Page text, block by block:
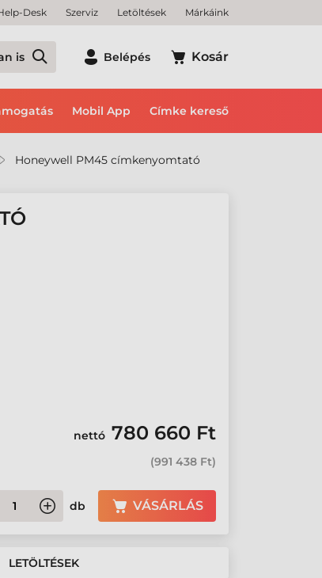
Desk Szerviz Letöltések Márkáink
is Belépés Kosár
Mobil App Címke kereső
Honeywell PM45 címkenyomtató
nettó 780 660 Ft
(991 438 Ft)
db VÁSÁRLÁS
LETÖLTÉSEK